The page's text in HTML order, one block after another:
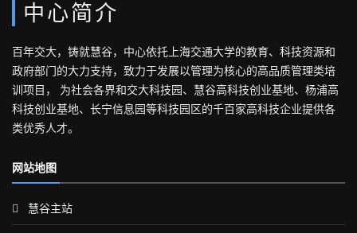
中心简介
百年交大，铸就慧谷，中心依托上海交通大学的教育、科技资源和
政府部门的大力支持，致力于发展以管理为核心的高品质管理类培
训项目， 为社会各界和交大科技园、慧谷高科技创业基地、杨浦高
科技创业基地、长宁信息园等科技园区的千百家高科技企业提供各
类优秀人才。
网站地图
慧谷主站